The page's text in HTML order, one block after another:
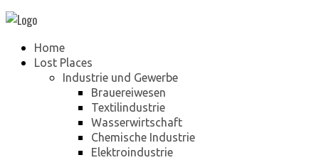
Home
Lost Places
Industrie und Gewerbe
Brauereiwesen
Textilindustrie
Wasserwirtschaft
Chemische Industrie
Elektroindustrie